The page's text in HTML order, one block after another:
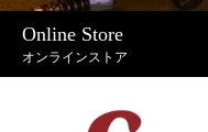
Online Store
オンラインストア